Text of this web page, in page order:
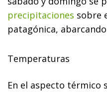
precipitaciones sobre
patagónica,
Temperaturas
En el aspecto térmico